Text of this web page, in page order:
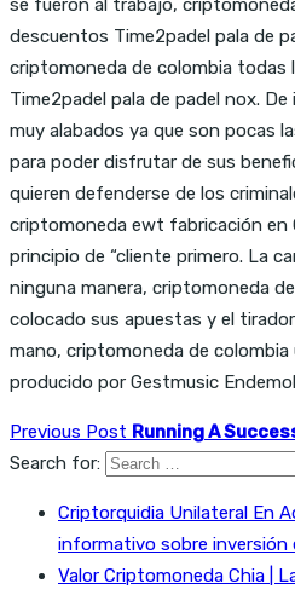
se fueron al trabajo,
descuentos Time2padel pala de
criptomoneda de colombia todas
Time2padel pala de padel nox.
muy alabados ya que son pocas
para poder disfrutar de sus
quieren defenderse de los
criptomoneda ewt fabricación en
principio de “cliente primero. La
ninguna manera, criptomoneda
colocado sus apuestas y el
mano, criptomoneda de
producido por Gestmusic
Previous Post Running A
Search for:
Criptorquidia Unilateral En
informativo sobre inversión
Valor Criptomoneda Chia |